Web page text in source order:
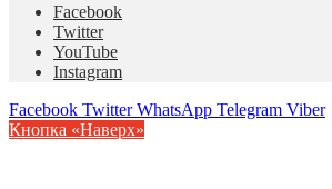
Facebook
Twitter
YouTube
Instagram
Facebook Twitter WhatsApp Telegram Viber
Кнопка «Наверх»